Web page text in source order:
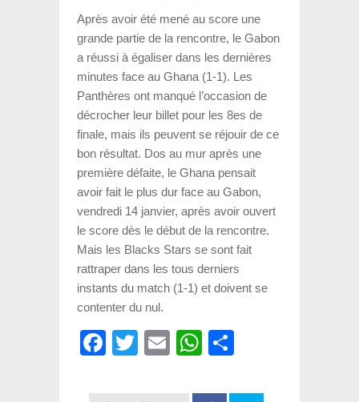
Après avoir été mené au score une
grande partie de la rencontre, le Gabon
a réussi à égaliser dans les dernières
minutes face au Ghana (1-1). Les
Panthères ont manqué l’occasion de
décrocher leur billet pour les 8es de
finale, mais ils peuvent se réjouir de ce
bon résultat. Dos au mur après une
première défaite, le Ghana pensait
avoir fait le plus dur face au Gabon,
vendredi 14 janvier, après avoir ouvert
le score dès le début de la rencontre.
Mais les Blacks Stars se sont fait
rattraper dans les tous derniers
instants du match (1-1) et doivent se
contenter du nul.
Facebook
Twitter
EmailWhatsApp